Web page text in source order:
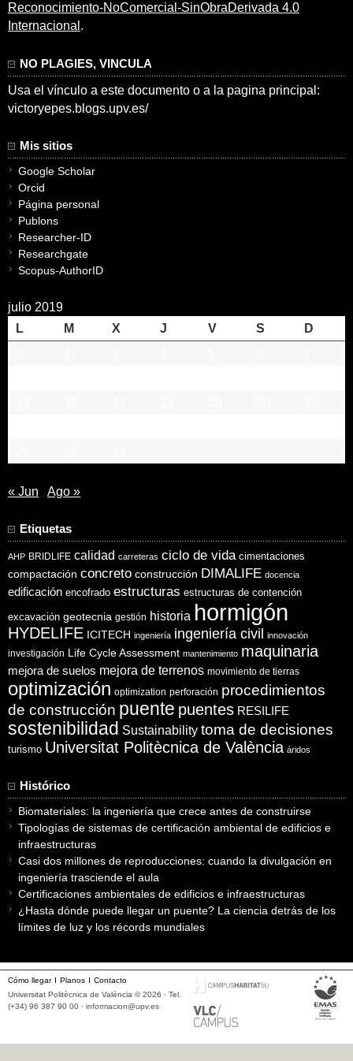
Reconocimiento-NoComercial-SinObraDerivada 4.0
Internacional .
NO PLAGIES, VINCULA
Usa el vínculo a este documento o a la pagina principal:
victoryepes.blogs.upv.es/
Mis sitios
Google Scholar
Orcid
Página personal
Publons
Researcher-ID
Researchgate
Scopus-AuthorID
julio 2019
L
M X J V S
D
« Jun Ago »
Etiquetas
AHP BRIDLIFE calidad carreteras ciclo de vida cimentaciones
compactación concreto construcción DIMALIFE docencia
edificación encofrado estructuras estructuras de contención
excavación geotecnia gestión historia hormigón
HYDELIFE ICITECH ingeniería ingeniería civil innovación
investigación Life Cycle Assessment mantenimiento maquinaria
mejora de suelos mejora de terrenos movimiento de tierras
optimización optimization perforación procedimientos
de construcción puente puentes RESILIFE
sostenibilidad Sustainability toma de decisiones
turismo Universitat Politècnica de València áridos
Histórico
Biomateriales: la ingeniería que crece antes de construirse
Tipologías de sistemas de certificación ambiental de edificios e
infraestructuras
Casi dos millones de reproducciones: cuando la divulgación en
ingeniería trasciende el aula
Certificaciones ambientales de edificios e infraestructuras
¿Hasta dónde puede llegar un puente? La ciencia detrás de los
límites de luz y los récords mundiales
Cómo llegar Planos
Contacto
Universitat Politècnica de València © 2026 · Tel.
(+34) 96 387 90 00 · informacion@upv.es